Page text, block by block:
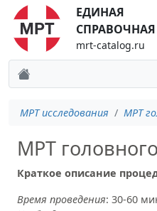
ЕДИНАЯ
СПРАВОЧНАЯ
mrt-catalog.ru
МРТ исследования МРТ
МРТ
Краткое описание
Время проведения: 30-60